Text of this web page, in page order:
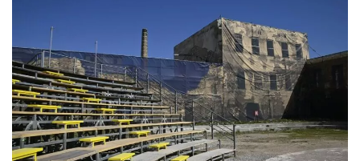
PODCASTS
BLOG
ABOUT
ΕΠΙΚΟΙΝΩΝΙΑ
ΕΚΔΟΣΕΙΣ